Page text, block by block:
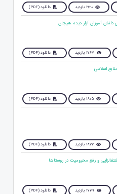
1920 بازدید دانلود (PDF)
1767 بازدید دانلود (PDF)
1805 بازدید دانلود (PDF)
1822 بازدید دانلود (PDF)
1739 بازدید دانلود (PDF)